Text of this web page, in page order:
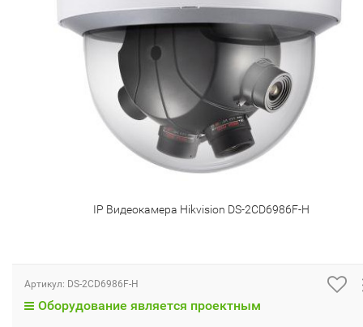
IP Видеокамера Hikvision DS-2CD6986F-H
Артикул: DS-2CD6986F-H
Оборудование является проектным